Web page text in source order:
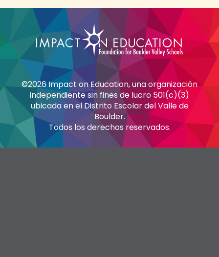
©2026 Impact on Education, una organización
independiente sin fines de lucro 501(c)(3)
ubicada en el Distrito Escolar del Valle de
Boulder.
Todos los derechos reservados.